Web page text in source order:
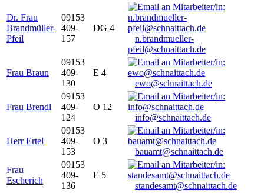
Dr. Frau
Brandmüller-
Pfeil
09153
409-
157
DG 4
n.brandmueller-
pfeil@schnaittach.de
Frau Braun
09153
409-
130
E 4
ewo@schnaittach.de
Frau Brendl
09153
409-
124
O 12
info@schnaittach.de
Herr Ertel
09153
409-
153
O 3
bauamt@schnaittach.de
Frau
Escherich
09153
409-
136
E 5
standesamt@schnaittach.de